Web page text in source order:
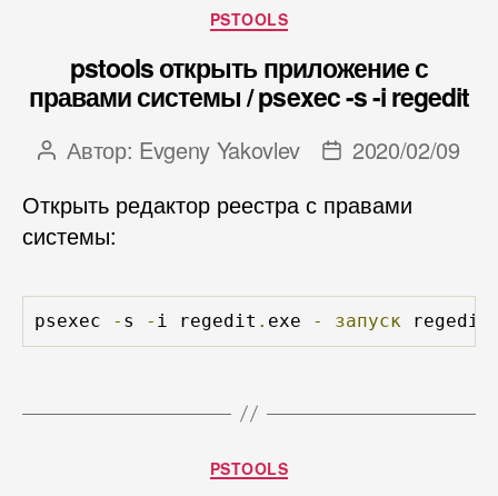
Рубрики
PSTOOLS
pstools открыть приложение с
правами системы / psexec -s -i regedit
Автор
Автор: Evgeny Yakovlev
Дата2020/02/09
Открыть редактор реестра с правами
системы:
psexec - s - i regedit . exe - запуск
Рубрики
PSTOOLS